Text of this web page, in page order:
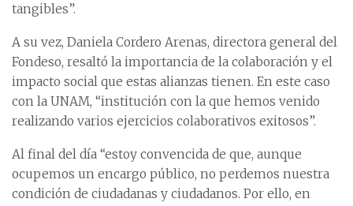
tangibles”.
A su vez, Daniela Cordero Arenas, directora general del
Fondeso, resaltó la importancia de la colaboración y el
impacto social que estas alianzas tienen. En este caso
con la UNAM, “institución con la que hemos venido
realizando varios ejercicios colaborativos exitosos”.
Al final del día “estoy convencida de que, aunque
ocupemos un encargo público, no perdemos nuestra
condición de ciudadanas y ciudadanos. Por ello, en